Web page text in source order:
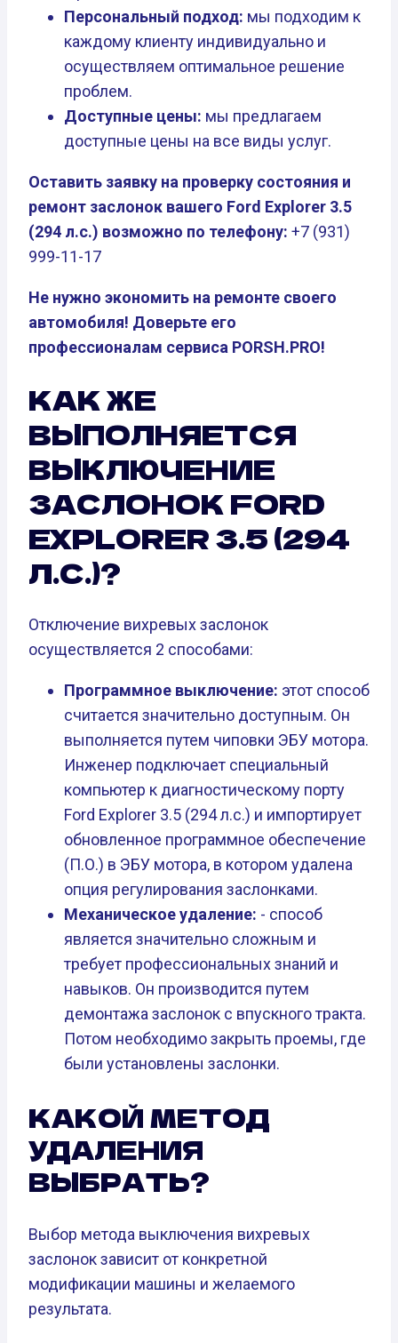
Персональный подход: мы подходим к
каждому клиенту индивидуально и
осуществляем оптимальное решение
проблем.
Доступные цены: мы предлагаем
доступные цены на все виды услуг.
Оставить заявку на проверку состояния и
ремонт заслонок вашего Ford Explorer 3.5
(294 л.с.) возможно по телефону: +7 (931)
999-11-17
Не нужно экономить на ремонте своего
автомобиля! Доверьте его
профессионалам сервиса PORSH.PRO!
КАК ЖЕ
ВЫПОЛНЯЕТСЯ
ВЫКЛЮЧЕНИЕ
ЗАСЛОНОК FORD
EXPLORER 3.5 (294
Л.С.)?
Отключение вихревых заслонок
осуществляется 2 способами:
Программное выключение: этот способ
считается значительно доступным. Он
выполняется путем чиповки ЭБУ мотора.
Инженер подключает специальный
компьютер к диагностическому порту
Ford Explorer 3.5 (294 л.с.) и импортирует
обновленное программное обеспечение
(П.О.) в ЭБУ мотора, в котором удалена
опция регулирования заслонками.
Механическое удаление: - способ
является значительно сложным и
требует профессиональных знаний и
навыков. Он производится путем
демонтажа заслонок с впускного тракта.
Потом необходимо закрыть проемы, где
были установлены заслонки.
КАКОЙ МЕТОД
УДАЛЕНИЯ
ВЫБРАТЬ?
Выбор метода выключения вихревых
заслонок зависит от конкретной
модификации машины и желаемого
результата.